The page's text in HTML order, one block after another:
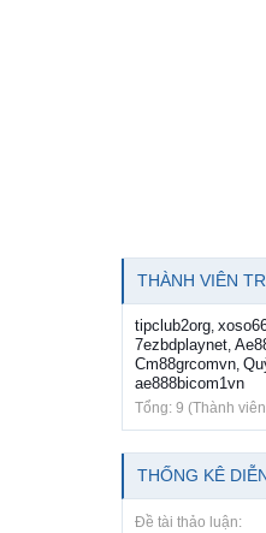
THÀNH VIÊN
tipclub2org
7ezbdplaynet
Cm88grcomvn
ae888bicom1vn
Tổng: 9 (Thành
THỐNG KÊ
Đề tài thảo luận: